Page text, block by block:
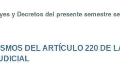
y Decretos del presente semestre
DEL ARTÍCULO 220 DE